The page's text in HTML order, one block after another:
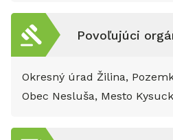
Povoľujúci
Okresný úrad Žilina,
Obec Nesluša, Mesto